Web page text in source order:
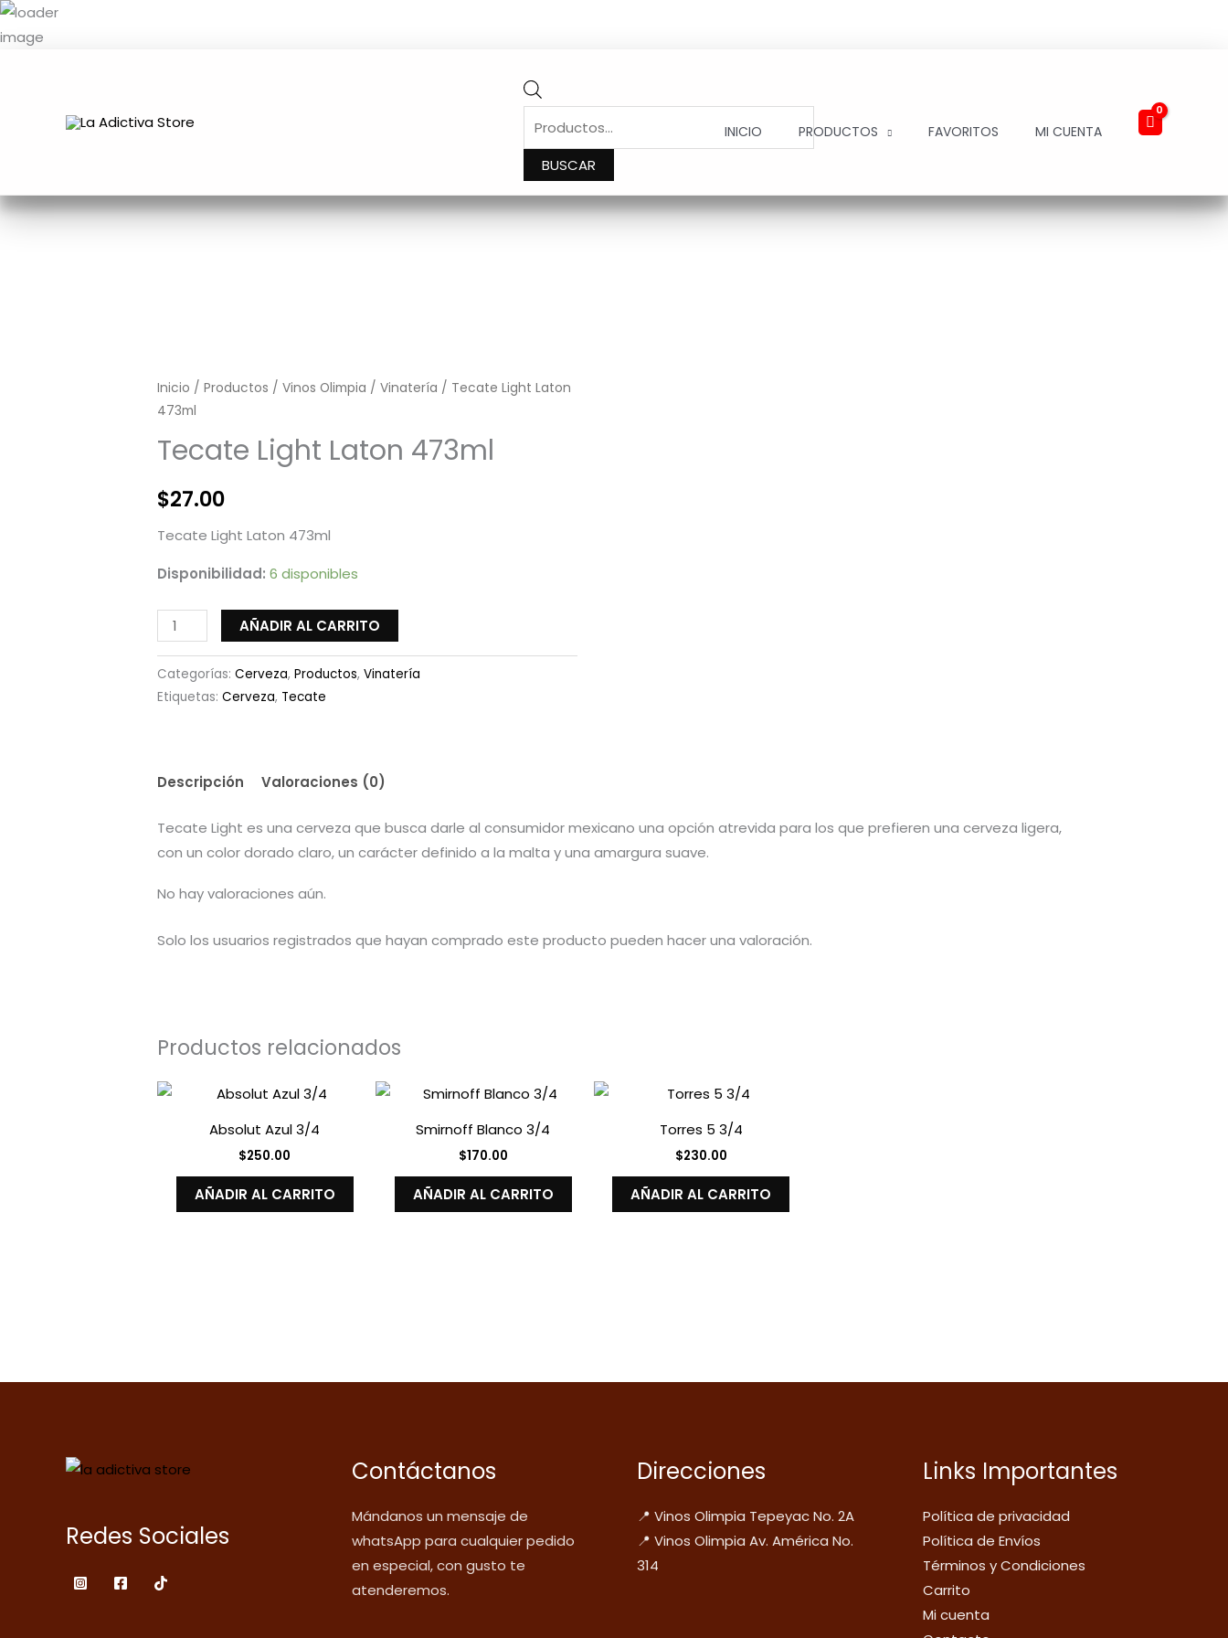
Ir
al
PRODUCTS
BUSCAR
INICIO PRODUCTOS FAVORITOS MI CUENTA
Inicio /Productos /Vinos Olimpia /Vinatería / Tecate Light Laton
473ml
Tecate Light Laton 473ml
$27.00
Tecate Light Laton 473ml
Disponibilidad: 6 disponibles
Laton
473ml
AÑADIR AL CARRITO
Categorías:Cerveza,Productos,Vinatería
Etiquetas:Cerveza, Tecate
Descripción Valoraciones (0)
Tecate Light es una cerveza que busca darle al consumidor mexicano una opción atrevida para los que prefieren una cerveza ligera,
con un color dorado claro, un carácter definido a la malta y una amargura suave.
No hay valoraciones aún.
Solo los usuarios registrados que hayan comprado este producto pueden hacer una valoración.
Productos relacionados
Absolut Azul 3/4
$250.00
AÑADIR AL CARRITO
Smirnoff Blanco 3/4
$170.00
AÑADIR AL CARRITO
Torres 5 3/4
$230.00
AÑADIR AL CARRITO
Redes Sociales
Contáctanos
Mándanos un mensaje de
whatsApp para cualquier pedido
en especial, con gusto te
atenderemos.
Direcciones
📍 Vinos Olimpia Tepeyac No. 2A
📍 Vinos Olimpia Av. América No.
314
Links Importantes
Política de privacidad
Política de Envíos
Términos y Condiciones
Carrito
Mi cuenta